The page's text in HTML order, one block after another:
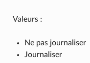
Valeurs :
Ne pas journaliser
Journaliser